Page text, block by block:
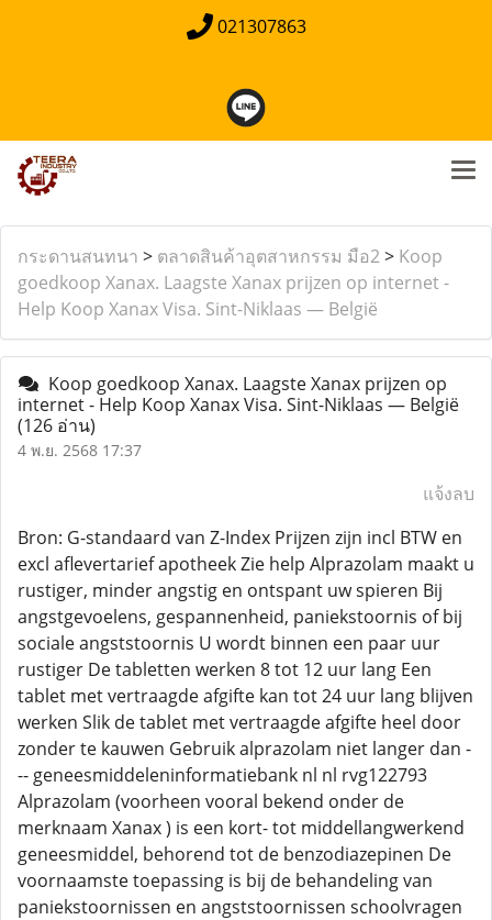
021307863
กระดานสนทนา > ตลาดสินค้าอุตสาหกรรม มือ2> Koop
goedkoop Xanax. Laagste Xanax prijzen op internet -
Help Koop Xanax Visa. Sint-Niklaas — België
Koop goedkoop Xanax. Laagste Xanax prijzen op
internet - Help Koop Xanax Visa. Sint-Niklaas — België
(126 อ่าน)
4 พ.ย. 2568 17:37
แจ้งลบ
Bron: G-standaard van Z-Index Prijzen zijn incl BTW en
excl aflevertarief apotheek Zie help Alprazolam maakt u
rustiger, minder angstig en ontspant uw spieren Bij
angstgevoelens, gespannenheid, paniekstoornis of bij
sociale angststoornis U wordt binnen een paar uur
rustiger De tabletten werken 8 tot 12 uur lang Een
tablet met vertraagde afgifte kan tot 24 uur lang blijven
werken Slik de tablet met vertraagde afgifte heel door
zonder te kauwen Gebruik alprazolam niet langer dan -
-- geneesmiddeleninformatiebank nl nl rvg122793
Alprazolam (voorheen vooral bekend onder de
merknaam Xanax ) is een kort- tot middellangwerkend
geneesmiddel, behorend tot de benzodiazepinen De
voornaamste toepassing is bij de behandeling van
paniekstoornissen en angststoornissen schoolvragen